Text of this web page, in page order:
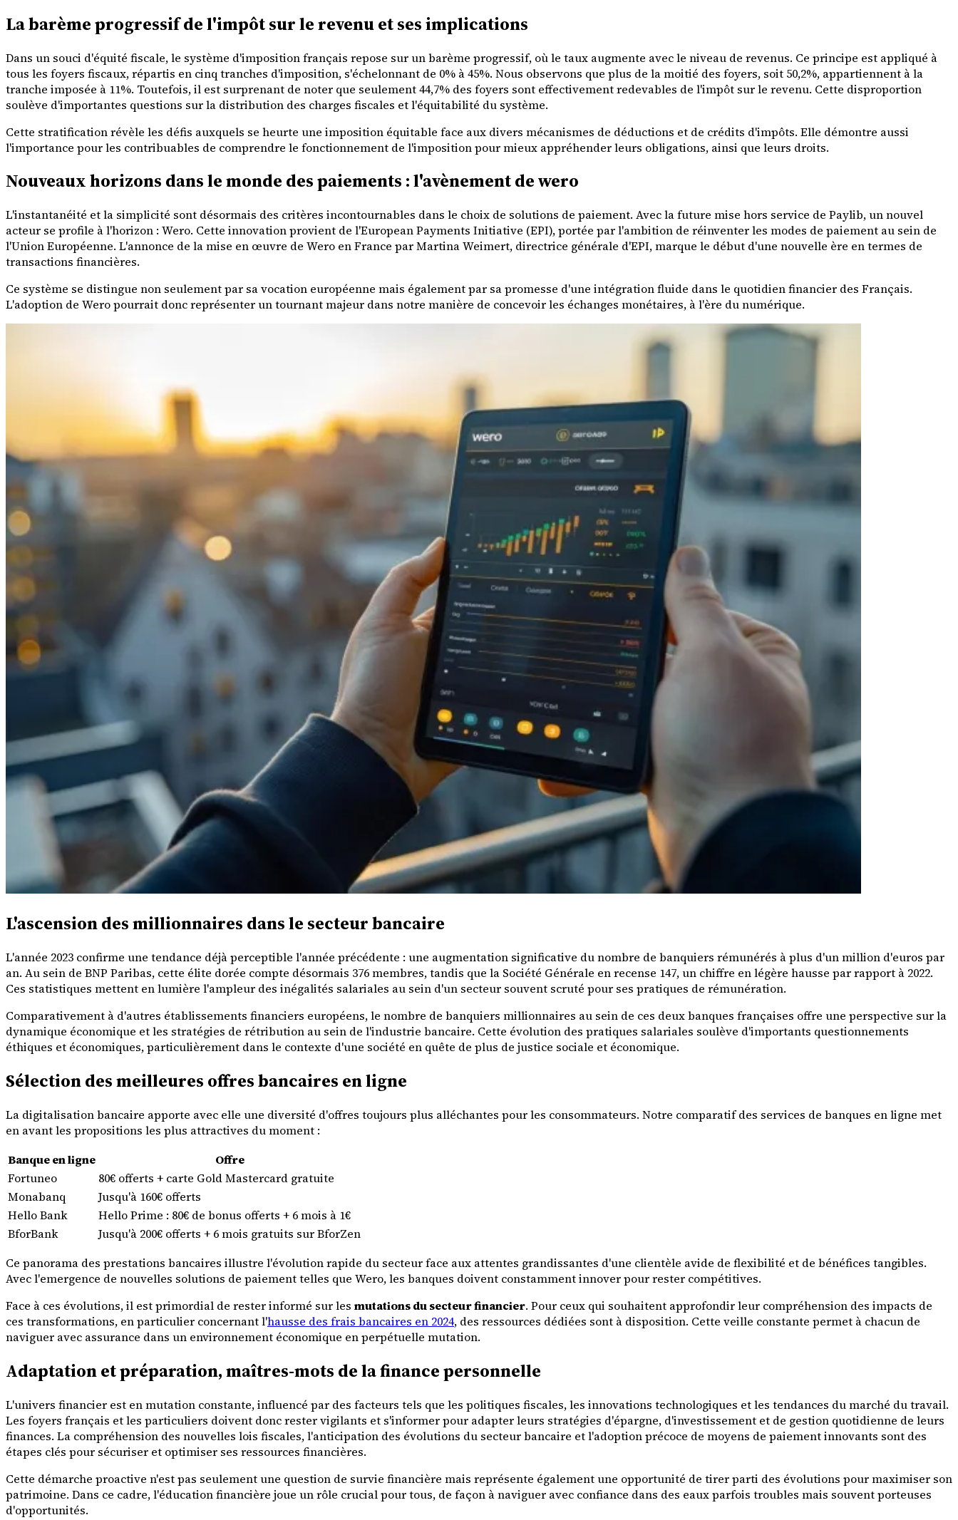
La barème progressif de l'impôt sur le revenu et ses implications
Dans un souci d'équité fiscale, le système d'imposition français repose sur un barème progressif, où le taux augmente avec le niveau de revenus. Ce principe est appliqué à
tous les foyers fiscaux, répartis en cinq tranches d'imposition, s'échelonnant de 0% à 45%. Nous observons que plus de la moitié des foyers, soit 50,2%, appartiennent à la
tranche imposée à 11%. Toutefois, il est surprenant de noter que seulement 44,7% des foyers sont effectivement redevables de l'impôt sur le revenu. Cette disproportion
soulève d'importantes questions sur la distribution des charges fiscales et l'équitabilité du système.
Cette stratification révèle les défis auxquels se heurte une imposition équitable face aux divers mécanismes de déductions et de crédits d'impôts. Elle démontre aussi
l'importance pour les contribuables de comprendre le fonctionnement de l'imposition pour mieux appréhender leurs obligations, ainsi que leurs droits.
Nouveaux horizons dans le monde des paiements : l'avènement de wero
L'instantanéité et la simplicité sont désormais des critères incontournables dans le choix de solutions de paiement. Avec la future mise hors service de Paylib, un nouvel
acteur se profile à l'horizon : Wero. Cette innovation provient de l'European Payments Initiative (EPI), portée par l'ambition de réinventer les modes de paiement au sein de
l'Union Européenne. L'annonce de la mise en œuvre de Wero en France par Martina Weimert, directrice générale d'EPI, marque le début d'une nouvelle ère en termes de
transactions financières.
Ce système se distingue non seulement par sa vocation européenne mais également par sa promesse d'une intégration fluide dans le quotidien financier des Français.
L'adoption de Wero pourrait donc représenter un tournant majeur dans notre manière de concevoir les échanges monétaires, à l'ère du numérique.
L'ascension des millionnaires dans le secteur bancaire
L'année 2023 confirme une tendance déjà perceptible l'année précédente : une augmentation significative du nombre de banquiers rémunérés à plus d'un million d'euros par
an. Au sein de BNP Paribas, cette élite dorée compte désormais 376 membres, tandis que la Société Générale en recense 147, un chiffre en légère hausse par rapport à 2022.
Ces statistiques mettent en lumière l'ampleur des inégalités salariales au sein d'un secteur souvent scruté pour ses pratiques de rémunération.
Comparativement à d'autres établissements financiers européens, le nombre de banquiers millionnaires au sein de ces deux banques françaises offre une perspective sur la
dynamique économique et les stratégies de rétribution au sein de l'industrie bancaire. Cette évolution des pratiques salariales soulève d'importants questionnements
éthiques et économiques, particulièrement dans le contexte d'une société en quête de plus de justice sociale et économique.
Sélection des meilleures offres bancaires en ligne
La digitalisation bancaire apporte avec elle une diversité d'offres toujours plus alléchantes pour les consommateurs. Notre comparatif des services de banques en ligne met
en avant les propositions les plus attractives du moment :
Banque en ligne
Offre
Fortuneo
80€ offerts + carte Gold Mastercard gratuite
Monabanq
Jusqu'à 160€ offerts
Hello Bank
Hello Prime : 80€ de bonus offerts + 6 mois à 1€
BforBank
Jusqu'à 200€ offerts + 6 mois gratuits sur BforZen
Ce panorama des prestations bancaires illustre l'évolution rapide du secteur face aux attentes grandissantes d'une clientèle avide de flexibilité et de bénéfices tangibles.
Avec l'emergence de nouvelles solutions de paiement telles que Wero, les banques doivent constamment innover pour rester compétitives.
Face à ces évolutions, il est primordial de rester informé sur les mutations du secteur financier. Pour ceux qui souhaitent approfondir leur compréhension des impacts de
ces transformations, en particulier concernant l'hausse des frais bancaires en 2024, des ressources dédiées sont à disposition. Cette veille constante permet à chacun de
naviguer avec assurance dans un environnement économique en perpétuelle mutation.
Adaptation et préparation, maîtres-mots de la finance personnelle
L'univers financier est en mutation constante, influencé par des facteurs tels que les politiques fiscales, les innovations technologiques et les tendances du marché du travail.
Les foyers français et les particuliers doivent donc rester vigilants et s'informer pour adapter leurs stratégies d'épargne, d'investissement et de gestion quotidienne de leurs
finances. La compréhension des nouvelles lois fiscales, l'anticipation des évolutions du secteur bancaire et l'adoption précoce de moyens de paiement innovants sont des
étapes clés pour sécuriser et optimiser ses ressources financières.
Cette démarche proactive n'est pas seulement une question de survie financière mais représente également une opportunité de tirer parti des évolutions pour maximiser son
patrimoine. Dans ce cadre, l'éducation financière joue un rôle crucial pour tous, de façon à naviguer avec confiance dans des eaux parfois troubles mais souvent porteuses
d'opportunités.